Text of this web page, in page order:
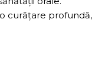
curățare profundă,